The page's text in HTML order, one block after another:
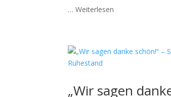
… Weiterlesen
„Wir sagen